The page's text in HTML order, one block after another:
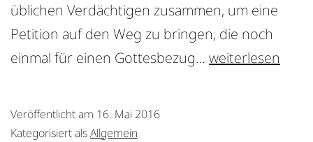
üblichen Verdächtigen zusammen, um eine
Petition auf den Weg zu bringen, die noch
einmal für einen Gottesbezug… Unsere
weiterlesen
Veröffentlicht am 16. Mai 2016
Kategorisiert alsAllgemein